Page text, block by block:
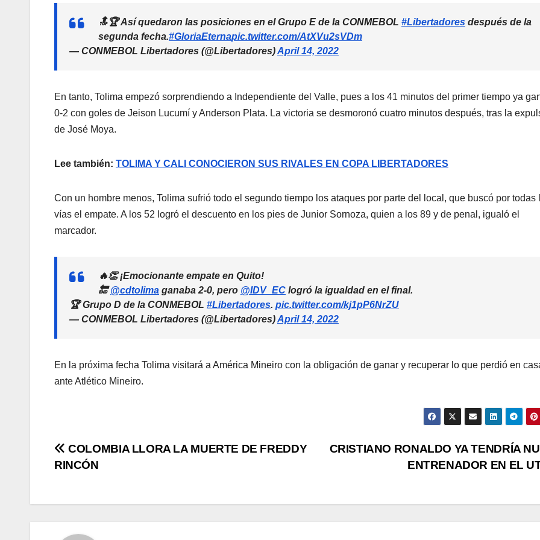
🔝🏆 Así quedaron las posiciones en el Grupo E de la CONMEBOL #Libertadores después de la
segunda fecha.#GloriaEternapic.twitter.com/AtXVu2sVDm
— CONMEBOL Libertadores (@Libertadores)April 14, 2022
En tanto, Tolima empezó sorprendiendo a Independiente del Valle, pues a los 41 minutos del primer tiempo ya
0-2 con goles de Jeison Lucumí y Anderson Plata. La victoria se desmoronó cuatro minutos después, tras la
de José Moya.
Lee también: TOLIMA Y CALI CONOCIERON SUS RIVALES EN COPA LIBERTADORES
Con un hombre menos, Tolima sufrió todo el segundo tiempo los ataques por parte del local, que buscó por todas
vías el empate. A los 52 logró el descuento en los pies de Junior Sornoza, quien a los 89 y de penal, igualó el
marcador.
🔥👏 ¡Emocionante empate en Quito!
🔚@cdtolima ganaba 2-0, pero @IDV_EC logró la igualdad en el final.
🏆 Grupo D de la CONMEBOL #Libertadores. pic.twitter.com/kj1pP6NrZU
— CONMEBOL Libertadores (@Libertadores)April 14, 2022
En la próxima fecha Tolima visitará a América Mineiro con la obligación de ganar y recuperar lo que perdió en
ante Atlético Mineiro.
CRISTIANO RONALDO YA TENDRÍA
ENTRENADOR EN EL
COLOMBIA LLORA LA MUERTE DE FREDDY
RINCÓN